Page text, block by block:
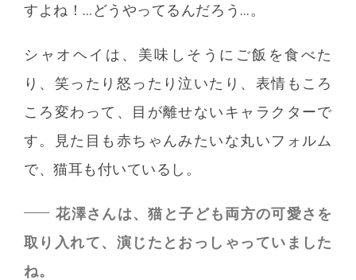
すよね！…どうやってるんだろう…。
シャオヘイは、美味しそうにご飯を食べた
り、笑ったり怒ったり泣いたり、表情もころ
ころ変わって、目が離せないキャラクターで
す。見た目も赤ちゃんみたいな丸いフォルム
で、猫耳も付いているし。
花澤さんは、猫と子ども両方の可愛さを
取り入れて、演じたとおっしゃっていました
ね。